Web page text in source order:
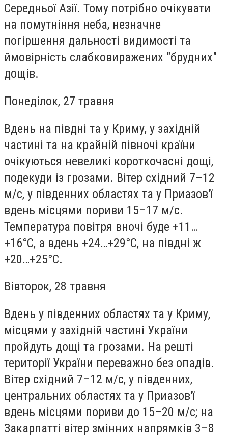
Середньої Азії. Тому потрібно очікувати
на помутніння неба, незначне
погіршення дальності видимості та
ймовірність слабковиражених "брудних"
дощів.
Понеділок, 27 травня
Вдень на півдні та у Криму, у західній
частині та на крайній півночі країни
очікуються невеликі короткочасні дощі,
подекуди із грозами. Вітер східний 7–12
м/с, у південних областях та у Приазов'ї
вдень місцями пориви 15–17 м/с.
Температура повітря вночі буде +11…
+16°С, а вдень +24…+29°С, на півдні ж
+20…+25°С.
Вівторок, 28 травня
Вдень у південних областях та у Криму,
місцями у західній частині України
пройдуть дощі та грозами. На решті
території України переважно без опадів.
Вітер східний 7–12 м/с, у південних,
центральних областях та у Приазов'ї
вдень місцями пориви до 15–20 м/с; на
Закарпатті вітер змінних напрямків 3–8